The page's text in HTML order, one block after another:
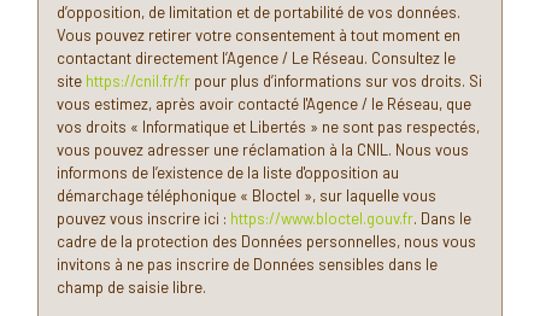
Appartements
87,49 %
Familles avec 3 enfants
8,14 %
d’opposition, de limitation et de portabilité de vos données.
Vous pouvez retirer votre consentement à tout moment en
contactant directement l’Agence / Le Réseau. Consultez le
site https://cnil.fr/fr pour plus d’informations sur vos droits. Si
vous estimez, après avoir contacté l'Agence / le Réseau, que
vos droits « Informatique et Libertés » ne sont pas respectés,
vous pouvez adresser une réclamation à la CNIL. Nous vous
informons de l’existence de la liste d'opposition au
démarchage téléphonique « Bloctel », sur laquelle vous
pouvez vous inscrire ici : https://www.bloctel.gouv.fr. Dans le
cadre de la protection des Données personnelles, nous vous
invitons à ne pas inscrire de Données sensibles dans le
champ de saisie libre.